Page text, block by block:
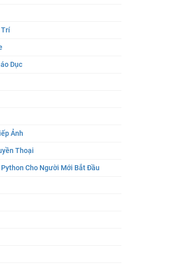
Trí
Dục
Ảnh
Thoại
Cho Người Mới Bắt Đầu